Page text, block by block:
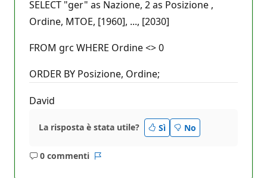
SELECT "ger" as Nazione, 2 as Posizione ,
Ordine, MTOE, [1960], ..., [2030]
FROM grc WHERE Ordine <> 0
ORDER BY Posizione, Ordine;
David
La risposta è stata utile? Sì No
0 commenti
Nessun